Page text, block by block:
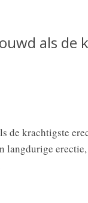
als de
de krachtigste
langdurige